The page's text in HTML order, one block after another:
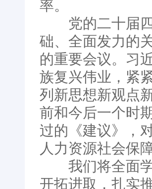
率。
党的二十届四
础、全面发力的
的重要会议。习
族复兴伟业，紧
列新思想新观点
前和今后一个时
过的《建议》，
人力资源社会保
我们将全面学
开拓进取，扎实